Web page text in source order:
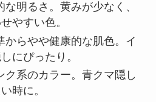
な明るさ。黄みが少なく、
やすい色。
からやや健康的な肌色。イ
にぴったり。
ク系のカラー。青クマ隠し
時に。